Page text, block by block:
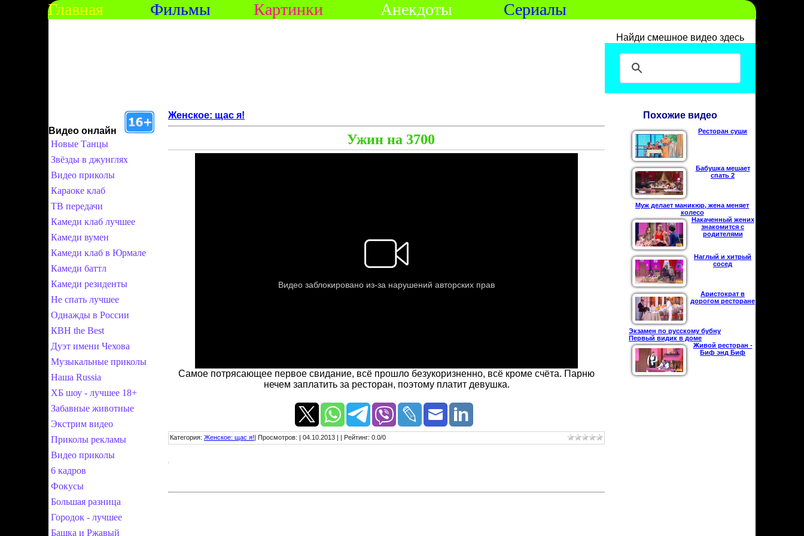
Главная Фильмы Картинки Анекдоты Сериалы
Найди смешное видео здесь
Видео онлайн
Новые Танцы
Звёзды в джунглях
Видео приколы
Караоке клаб
ТВ передачи
Камеди клаб лучшее
Камеди вумен
Камеди клаб в Юрмале
Камеди баттл
Камеди резиденты
Не спать лучшее
Однажды в России
КВН the Best
Дуэт имени Чехова
Музыкальные приколы
Наша Russia
ХБ шоу - лучшее 18+
Забавные животные
Экстрим видео
Приколы рекламы
Видео приколы
6 кадров
Фокусы
Большая разница
Городок - лучшее
Башка и Ржавый
Женское: щас я!
Ужин на 3700
Самое потрясающее первое свидание, всё прошло безукоризненно, всё кроме счёта. Парню
нечем заплатить за ресторан, поэтому платит девушка.
Категория: Женское: щас я!| Просмотров: | 04.10.2013 | | Рейтинг: 0.0/0
Похожие видео
Ресторан суши
Бабушка мешает
спать 2
Муж делает маникюр, жена меняет
колесо
Накаченный жених
знакомится с
родителями
Наглый и хитрый
сосед
Аристократ в
дорогом ресторане
Экзамен по русскому бубну
Первый видик в доме
Живой ресторан -
Биф энд Биф